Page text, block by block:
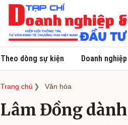
Theo dòng sự kiện Doanh nghiệp
Trang chủ Văn hóa
Lâm Đồng